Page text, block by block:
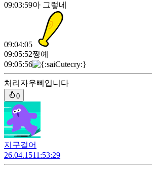
09:03:59아 그렇네
09:04:05
09:05:52쩡예
09:05:56
처리자우삐입니다
0
지구걸어
26.04.1511:53:29